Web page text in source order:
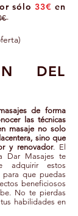
sólo 33€ en
DEL
de forma
las técnicas
masaje no solo
sino que
y renovador. El
Dar Masajes te
adquirir estos
para que puedas
beneficiosos
No te pierdas
habilidades en